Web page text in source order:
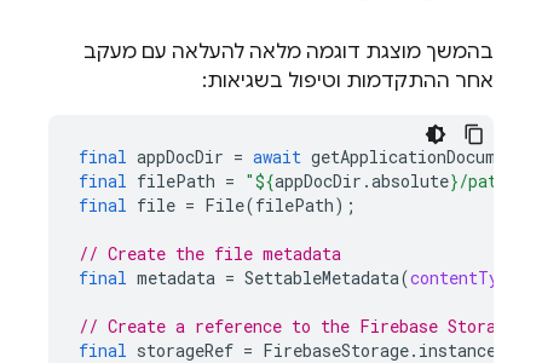
בהמשך מוצגת דוגמה מלאה להעלאה עם מעקב
אחר ההתקדמות וטיפול בשגיאות:
final appDocDir = await
final filePath = "${appDocDir .absolute}/path/
final file = File(filePath);
// Create the file metadata
final metadata = SettableMetadata(contentType:
// Create a reference to the Firebase Storage
final storageRef = FirebaseStorage. instance